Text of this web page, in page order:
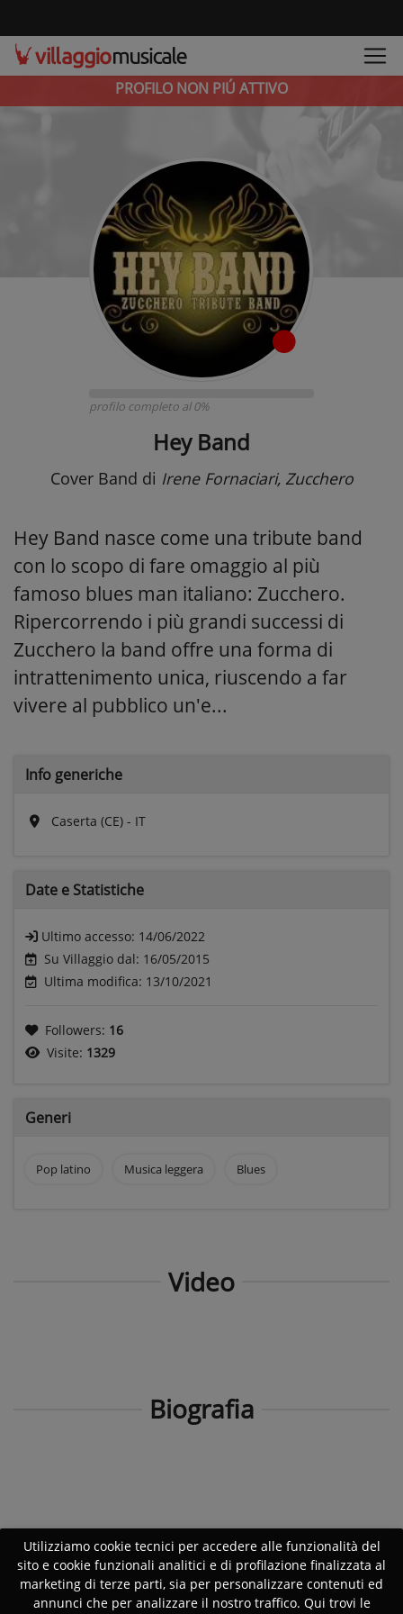
PROFILO NON PIÚ ATTIVO
profilo completo al 0%
Hey Band
Cover Band di Irene Fornaciari, Zucchero
Hey Band nasce come una tribute band
con lo scopo di fare omaggio al più
famoso blues man italiano: Zucchero.
Ripercorrendo i più grandi successi di
Zucchero la band offre una forma di
intrattenimento unica, riuscendo a far
vivere al pubblico un'e...
Info generiche
Caserta (CE) - IT
Date e Statistiche
Ultimo accesso: 14/06/2022
Su Villaggio dal: 16/05/2015
Ultima modifica: 13/10/2021
Followers: 16
Visite: 1329
Generi
Pop latino Musica leggera Blues
Video
Biografia
Utilizziamo cookie tecnici per accedere alle funzionalità del
sito e cookie funzionali analitici e di profilazione finalizzata al
marketing di terze parti, sia per personalizzare contenuti ed
annunci che per analizzare il nostro traffico. Qui trovi le